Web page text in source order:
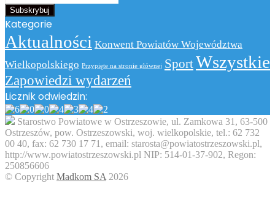
swój
adres
email
Kategorie
Aktualności Konwent Powiatów Województwa
Wielkopolskiego Przypięte na stronie głównej SportWszystkie
Zapowiedzi wydarzeń
Licznik odwiedzin:
Starostwo Powiatowe w Ostrzeszowie, ul. Zamkowa 31, 63-500
Ostrzeszów, pow. Ostrzeszowski, woj. wielkopolskie, tel.: 62 732
00 40, fax: 62 730 17 71, email: starosta@powiatostrzeszowski.pl,
http://www.powiatostrzeszowski.pl NIP: 514-01-37-902, Regon:
250856606
© Copyright Madkom SA 2026